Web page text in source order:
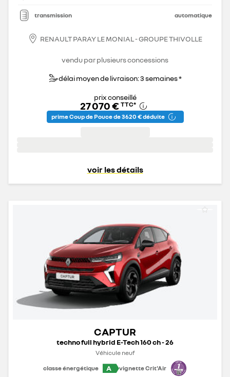
transmission automatique
RENAULT PARAY LE MONIAL - GROUPE THIVOLLE
vendu par plusieurs concessions
délai moyen de livraison: 3 semaines *
prix conseillé
27 070 € TTC*
prime Coup de Pouce de 3 620 € déduite
voir les détails
CAPTUR
techno full hybrid E-Tech 160 ch - 26
Véhicule neuf
classe énergétique
A vignette Crit'Air